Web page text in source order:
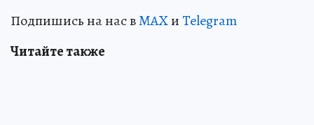
Подпишись на нас вMAXиTelegram
Читайте также